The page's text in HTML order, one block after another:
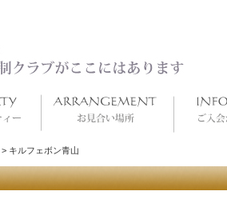
> キルフェボン青山